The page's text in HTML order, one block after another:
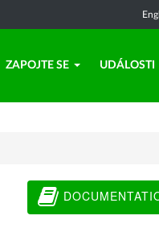
ZAPOJTE SE UDÁLOSTI